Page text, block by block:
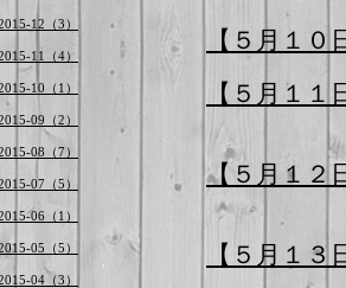
【５月１０
【５月１１
【５月１２
【５月１
12（3）
11（4）
10（1）
09（2）
08（7）
07（5）
06（1）
05（5）
04（3）